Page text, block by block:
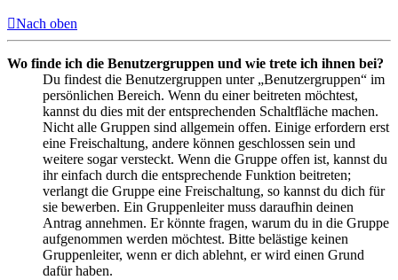
Nach oben
Wo finde ich die Benutzergruppen und wie trete ich ihnen bei?
Du findest die Benutzergruppen unter „Benutzergruppen“ im
persönlichen Bereich. Wenn du einer beitreten möchtest,
kannst du dies mit der entsprechenden Schaltfläche machen.
Nicht alle Gruppen sind allgemein offen. Einige erfordern erst
eine Freischaltung, andere können geschlossen sein und
weitere sogar versteckt. Wenn die Gruppe offen ist, kannst du
ihr einfach durch die entsprechende Funktion beitreten;
verlangt die Gruppe eine Freischaltung, so kannst du dich für
sie bewerben. Ein Gruppenleiter muss daraufhin deinen
Antrag annehmen. Er könnte fragen, warum du in die Gruppe
aufgenommen werden möchtest. Bitte belästige keinen
Gruppenleiter, wenn er dich ablehnt, er wird einen Grund
dafür haben.